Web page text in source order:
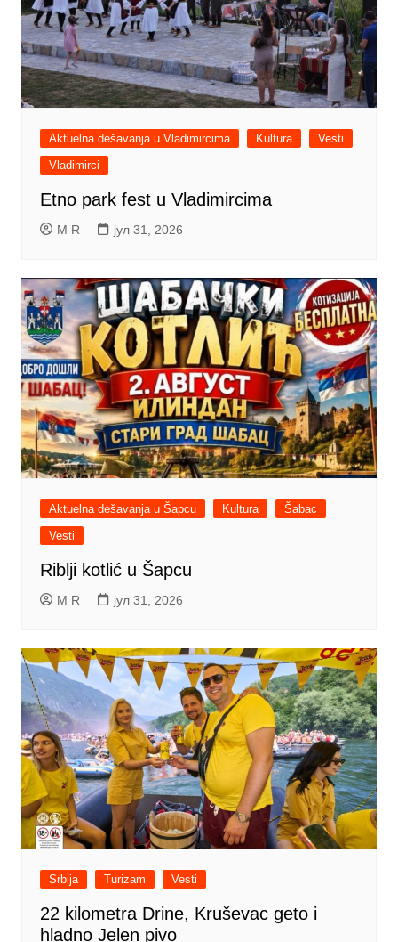
Aktuelna dešavanja u Vladimircima Kultura
Vesti
Vladimirci
Etno park fest u Vladimircima
M R јул 31, 2026
Aktuelna dešavanja u Šapcu Kultura
Šabac
Vesti
Riblji kotlić u Šapcu
M R јул 31, 2026
Srbija Turizam Vesti
22 kilometra Drine, Kruševac geto i
hladno Jelen pivo